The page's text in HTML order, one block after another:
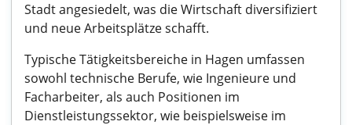
Stadt angesiedelt, was die Wirtschaft diversifiziert
und neue Arbeitsplätze schafft.
Typische Tätigkeitsbereiche in Hagen umfassen
sowohl technische Berufe, wie Ingenieure und
Facharbeiter, als auch Positionen im
Dienstleistungssektor, wie beispielsweise im